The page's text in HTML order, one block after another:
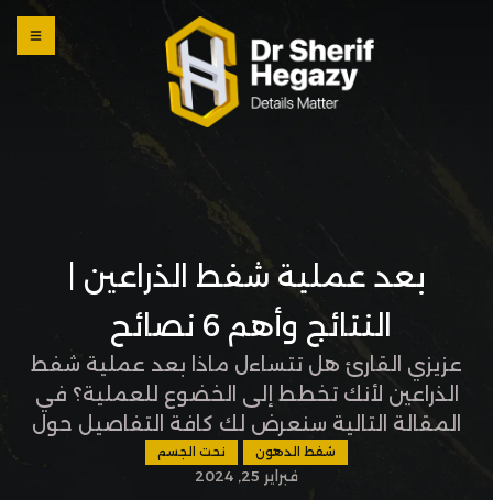
بعد عملية شفط الذراعين |
النتائج وأهم 6 نصائح
عزيزي القارئ هل تتساءل ماذا بعد عملية شفط
الذراعين لأنك تخطط إلى الخضوع للعملية؟ في
المقالة التالية سنعرض لك كافة التفاصيل حول
المراحل التالية للعملية من تعليمات عليك
إتباعها في فترة التعافي لتفادي أي مضاعفات
شفط الدهون نحت الجسم
فبراير 25, 2024